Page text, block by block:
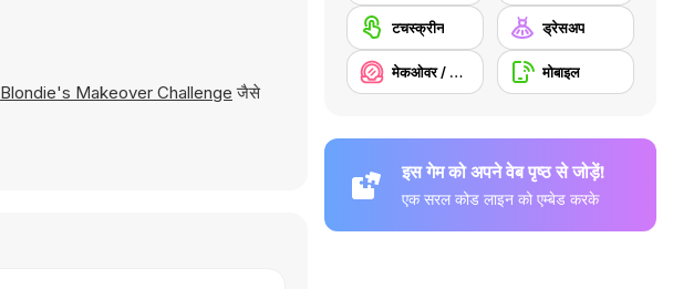
Blondie's Makeover Challenge जैसे
टचस्क्रीन ड्रेसअप
मेकओवर / मेकअप मोबाइल
इस गेम को अपने वेब पृष्ठ से जोड़ें!
एक सरल कोड लाइन को एम्बेड करके